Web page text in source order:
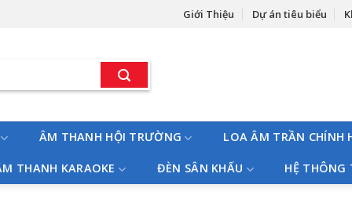
Giới Thiệu Dự án tiêu biểu
ÂM THANH HỘI TRƯỜNG LOA ÂM TRẦN CHÍNH
THANH KARAOKE ĐÈN SÂN KHẤU HỆ THÔNG